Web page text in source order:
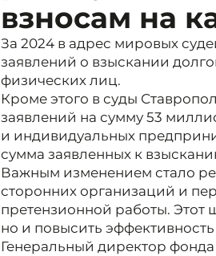
взносам на
За 2024 в адрес мировых
заявлений о взыскании
физических лиц.
Кроме этого в суды
заявлений на сумму 53
и индивидуальных
сумма заявленных к
Важным изменением стало
сторонних организаций и
претензионной работы. Этот
но и повысить
Генеральный директор